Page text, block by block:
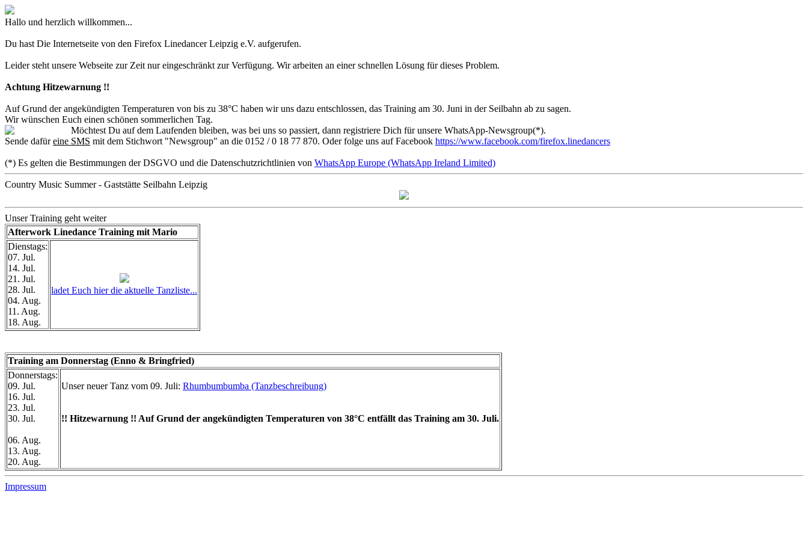
Hallo und herzlich willkommen...
Du hast Die Internetseite von den Firefox Linedancer Leipzig e.V. aufgerufen.
Leider steht unsere Webseite zur Zeit nur eingeschränkt zur Verfügung. Wir arbeiten an einer schnellen Lösung für dieses Problem.
Achtung Hitzewarnung !!
Auf Grund der angekündigten Temperaturen von bis zu 38°C haben wir uns dazu entschlossen, das Training am 30. Juni in der Seilbahn ab zu sagen.
Wir wünschen Euch einen schönen sommerlichen Tag.
Möchtest Du auf dem Laufenden bleiben, was bei uns so passiert, dann registriere Dich für unsere WhatsApp-Newsgroup(*).
Sende dafüreine SMS mit dem Stichwort "Newsgroup" an die 0152 / 0 18 77 870. Oder folge uns auf Facebook https://www.facebook.com/firefox.linedancers
(*) Es gelten die Bestimmungen der DSGVO und die Datenschutzrichtlinien von WhatsApp Europe (WhatsApp Ireland Limited)
Country Music Summer - Gaststätte Seilbahn Leipzig
Unser Training geht weiter
Afterwork Linedance Training mit Mario
Dienstags:
07. Jul.
14. Jul.
21. Jul.
28. Jul.
04. Aug.
11. Aug.
18. Aug.
ladet Euch hier die aktuelle Tanzliste...
Training am Donnerstag (Enno & Bringfried)
Donnerstags:
09. Jul.
16. Jul.
23. Jul.
30. Jul.
06. Aug.
13. Aug.
20. Aug.
Unser neuer Tanz vom 09. Juli: Rhumbumbumba (Tanzbeschreibung)
!! Hitzewarnung !! Auf Grund der angekündigten Temperaturen von 38°C entfällt das Training am 30. Juli.
Impressum